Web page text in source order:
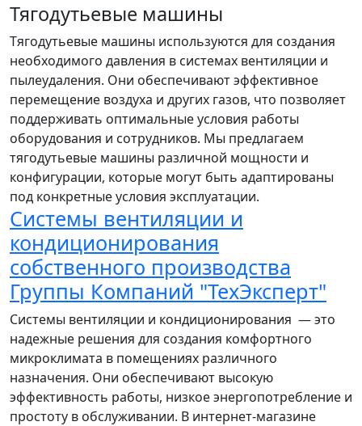
Тягодутьевые машины
Тягодутьевые машины используются для создания
необходимого давления в системах вентиляции и
пылеудаления. Они обеспечивают эффективное
перемещение воздуха и других газов, что позволяет
поддерживать оптимальные условия работы
оборудования и сотрудников. Мы предлагаем
тягодутьевые машины различной мощности и
конфигурации, которые могут быть адаптированы
под конкретные условия эксплуатации.
Системы вентиляции и
кондиционирования
собственного производства
Группы Компаний "ТехЭксперт"
Системы вентиляции и кондиционирования — это
надежные решения для создания комфортного
микроклимата в помещениях различного
назначения. Они обеспечивают высокую
эффективность работы, низкое энергопотребление и
простоту в обслуживании. В интернет-магазине